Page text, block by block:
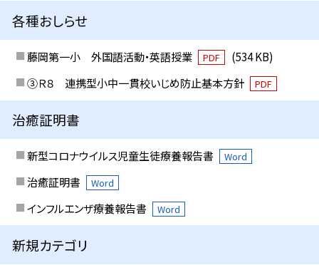
各種おしらせ
藤岡第一小 外国語活動・英語授業 PDF
(534 KB)
③Ｒ８ 連携型小中一貫校いじめ防止基本方針
PDF
治癒証明書
新型コロナウイルス児童生徒療養報告書 Word
治癒証明書 Word
インフルエンザ療養報告書 Word
新規カテゴリ